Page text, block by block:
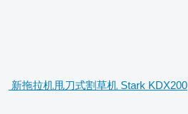
新拖拉机甩刀式割草机 Stark KDX200